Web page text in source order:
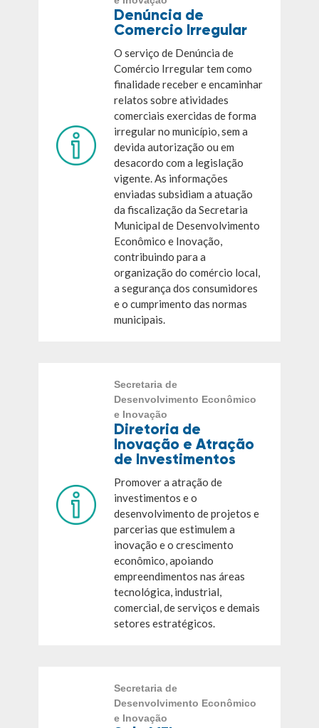
Denúncia de
Comercio Irregular
O serviço de Denúncia de
Comércio Irregular tem como
finalidade receber e encaminhar
relatos sobre atividades
comerciais exercidas de forma
irregular no município, sem a
devida autorização ou em
desacordo com a legislação
vigente. As informações
enviadas subsidiam a atuação
da fiscalização da Secretaria
Municipal de Desenvolvimento
Econômico e Inovação,
contribuindo para a
organização do comércio local,
a segurança dos consumidores
e o cumprimento das normas
municipais.
Secretaria de
Desenvolvimento Econômico
e Inovação
Diretoria de
Inovação e Atração
de Investimentos
Promover a atração de
investimentos e o
desenvolvimento de projetos e
parcerias que estimulem a
inovação e o crescimento
econômico, apoiando
empreendimentos nas áreas
tecnológica, industrial,
comercial, de serviços e demais
setores estratégicos.
Secretaria de
Desenvolvimento Econômico
e Inovação